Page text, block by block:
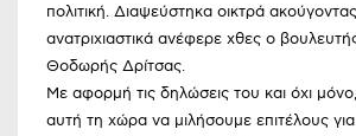
πολιτική. Διαψεύστηκα οικτρά
ανατριχιαστικά ανέφερε χθες ο
Θοδωρής Δρίτσας.
Με αφορμή τις δηλώσεις του και όχι
αυτή τη χώρα να μιλήσουμε επιτέλους